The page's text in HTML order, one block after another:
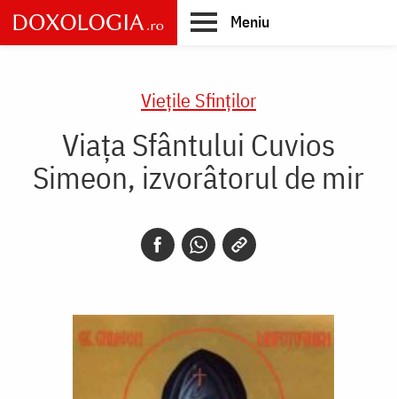
Skip
to
main
Meniu
Vieţile Sfinţilor
Viața Sfântului Cuvios
Simeon, izvorâtorul de mir